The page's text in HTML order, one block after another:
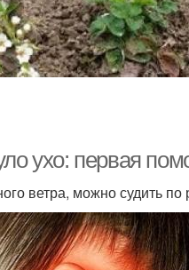
ухо: первая
ветра, можно судить по